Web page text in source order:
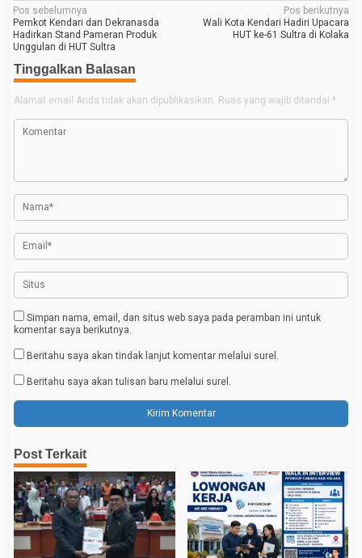
N
a
v
i
g
a
p
o
s
Pos sebelumnya
Pemkot Kendari dan Dekranasda
Hadirkan Stand Pameran Produk
Unggulan di HUT Sultra
Pos berikutnya
Wali Kota Kendari Hadiri Upacara
HUT ke-61 Sultra di Kolaka
Tinggalkan Balasan
Alamat email Anda tidak akan dipublikasikan. Ruas yang wajib ditandai *
Simpan nama, email, dan situs web saya pada peramban ini untuk
komentar saya berikutnya.
Beritahu saya akan tindak lanjut komentar melalui surel.
Beritahu saya akan tulisan baru melalui surel.
Post Terkait